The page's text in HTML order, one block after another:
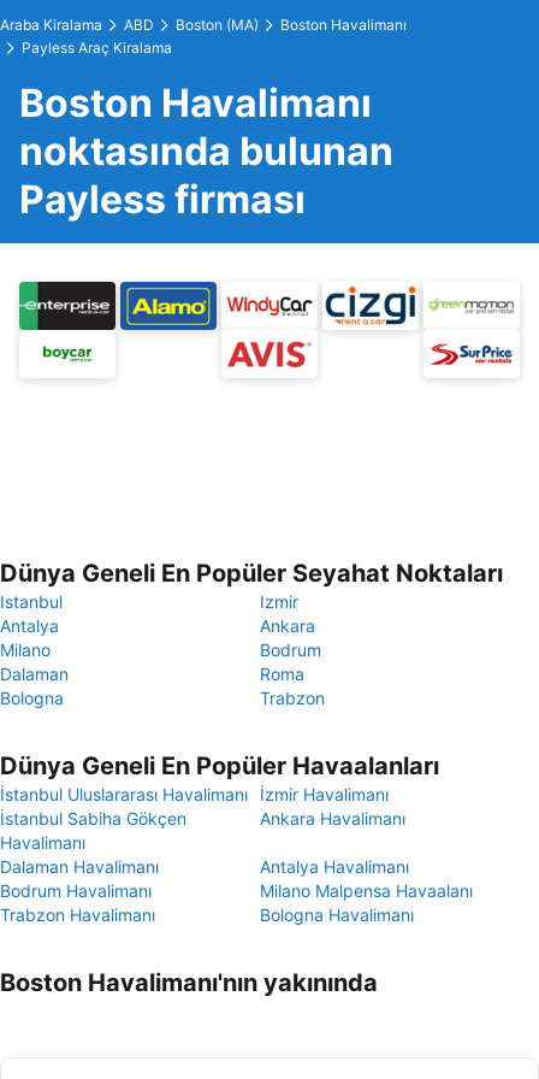
Araba Kiralama ABD Boston (MA)
Boston Havalimanı
Payless Araç Kiralama
Boston Havalimanı
noktasında bulunan
Payless firması
Dünya Geneli En Popüler Seyahat Noktaları
Istanbul
Izmir
Antalya
Ankara
Milano
Bodrum
Dalaman
Roma
Bologna
Trabzon
Dünya Geneli En Popüler Havaalanları
İstanbul Uluslararası Havalimanı
İzmir Havalimanı
İstanbul Sabiha Gökçen
Havalimanı
Ankara Havalimanı
Dalaman Havalimanı
Antalya Havalimanı
Bodrum Havalimanı
Milano Malpensa Havaalanı
Trabzon Havalimanı
Bologna Havalimanı
Boston Havalimanı'nın yakınında